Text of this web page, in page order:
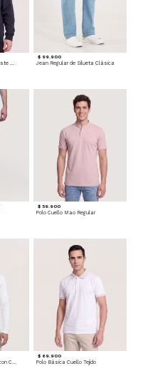
Buzo Hoodie Zipper de Ajuste Cómodo
$ 99.900
Jean Regular de Silueta Clásica
$ 59.900
Polo Cuello Mao Regular
Camiseta Manga Larga con Cuello Henley
$ 69.900
Polo Básica Cuello Tejido